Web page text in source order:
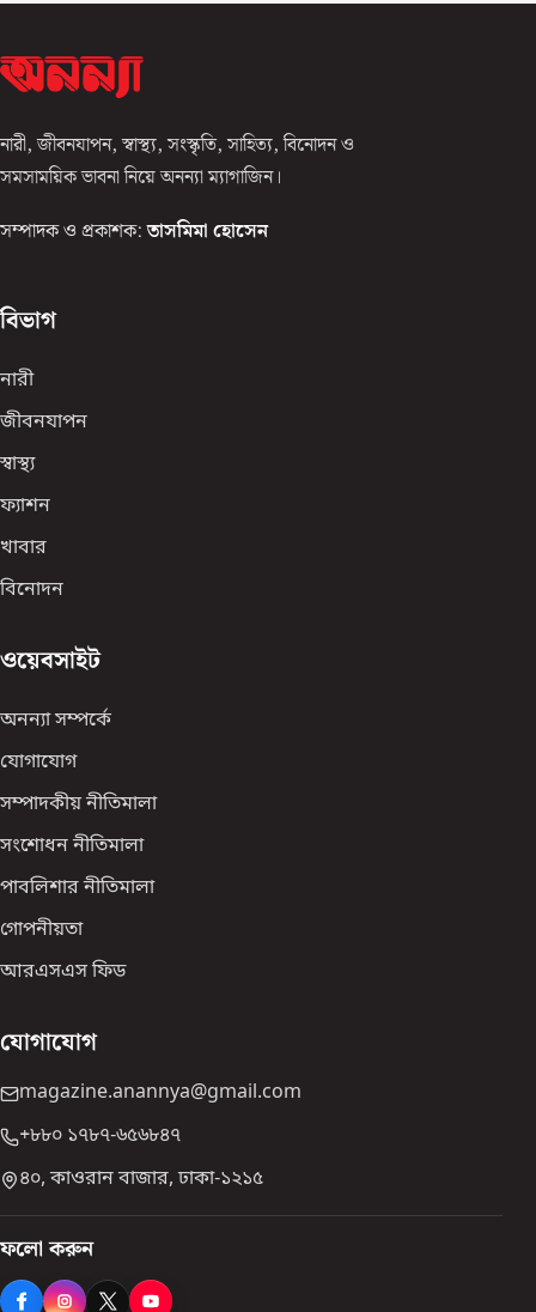
নারী, জীবনযাপন, স্বাস্থ্য, সংস্কৃতি, সাহিত্য, বিনোদন ও
সমসাময়িক ভাবনা নিয়ে অনন্যা ম্যাগাজিন।
সম্পাদক ও প্রকাশক: তাসমিমা হোসেন
বিভাগ
নারী
জীবনযাপন
স্বাস্থ্য
ফ্যাশন
খাবার
বিনোদন
ওয়েবসাইট
অনন্যা সম্পর্কে
যোগাযোগ
সম্পাদকীয় নীতিমালা
সংশোধন নীতিমালা
পাবলিশার নীতিমালা
গোপনীয়তা
আরএসএস ফিড
যোগাযোগ
magazine.anannya@gmail.com
+৮৮০ ১৭৮৭-৬৫৬৮৪৭
৪০, কাওরান বাজার, ঢাকা-১২১৫
ফলো করুন